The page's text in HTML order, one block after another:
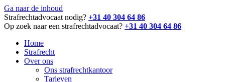
Ga naar de inhoud
Strafrechtadvocaat nodig? +31 40 304 64 86
Op zoek naar een strafrechtadvocaat? +31 40 304 64 86
Home
Strafrecht
Over ons
Ons strafrechtkantoor
Tarieven